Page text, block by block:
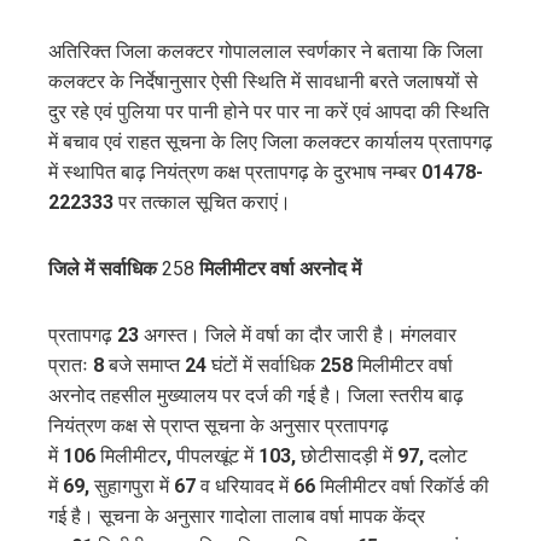
अतिरिक्त जिला कलक्टर गोपाललाल स्वर्णकार ने बताया कि जिला
कलक्टर के निर्देषानुसार ऐसी स्थिति में सावधानी बरते जलाषयों से
दुर रहे एवं पुलिया पर पानी होने पर पार ना करें एवं आपदा की स्थिति
में बचाव एवं राहत सूचना के लिए जिला कलक्टर कार्यालय प्रतापगढ़
में स्थापित बाढ़ नियंत्रण कक्ष प्रतापगढ़ के दुरभाष नम्बर 01478-
222333पर तत्काल सूचित कराएं।
जिले में सर्वाधिक258 मिलीमीटर वर्षा अरनोद में
प्रतापगढ़ 23 अगस्त। जिले में वर्षा का दौर जारी है। मंगलवार
प्रातः 8बजे समाप्त 24घंटों में सर्वाधिक 258मिलीमीटर वर्षा
अरनोद तहसील मुख्यालय पर दर्ज की गई है। जिला स्तरीय बाढ़
नियंत्रण कक्ष से प्राप्त सूचना के अनुसार प्रतापगढ़
में 106मिलीमीटर,पीपलखूंट में 103,छोटीसादड़ी में 97,दलोट
में 69,सुहागपुरा में 67व धरियावद में 66मिलीमीटर वर्षा रिकॉर्ड की
गई है। सूचना के अनुसार गादोला तालाब वर्षा मापक केंद्र